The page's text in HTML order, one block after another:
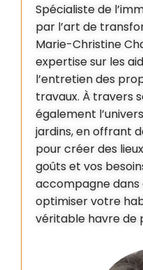
Spécialiste de
par l’art de
Marie-Christine
expertise sur les
l’entretien des
travaux. À travers
également
jardins, en offrant
pour créer des
goûts et vos
accompagne
optimiser votre
véritable havre de